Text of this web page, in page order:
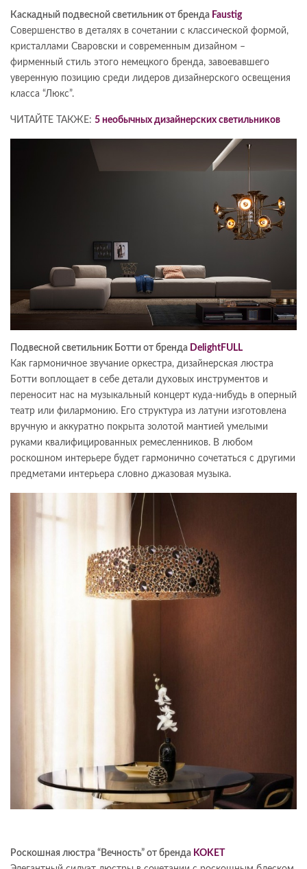
Каскадный подвесной светильник от бренда Faustig
Совершенство в деталях в сочетании с классической формой,
кристаллами Сваровски и современным дизайном –
фирменный стиль этого немецкого бренда, завоевавшего
уверенную позицию среди лидеров дизайнерского освещения
класса “Люкс”.
ЧИТАЙТЕ ТАКЖЕ: 5 необычных дизайнерских светильников
Подвесной светильник Ботти от бренда DelightFULL
Как гармоничное звучание оркестра, дизайнерская люстра
Ботти воплощает в себе детали духовых инструментов и
переносит нас на музыкальный концерт куда-нибудь в оперный
театр или филармонию. Его структура из латуни изготовлена
вручную и аккуратно покрыта золотой мантией умелыми
руками квалифицированных ремесленников. В любом
роскошном интерьере будет гармонично сочетаться с другими
предметами интерьера словно джазовая музыка.
Роскошная люстра “Вечность” от бренда KOKET